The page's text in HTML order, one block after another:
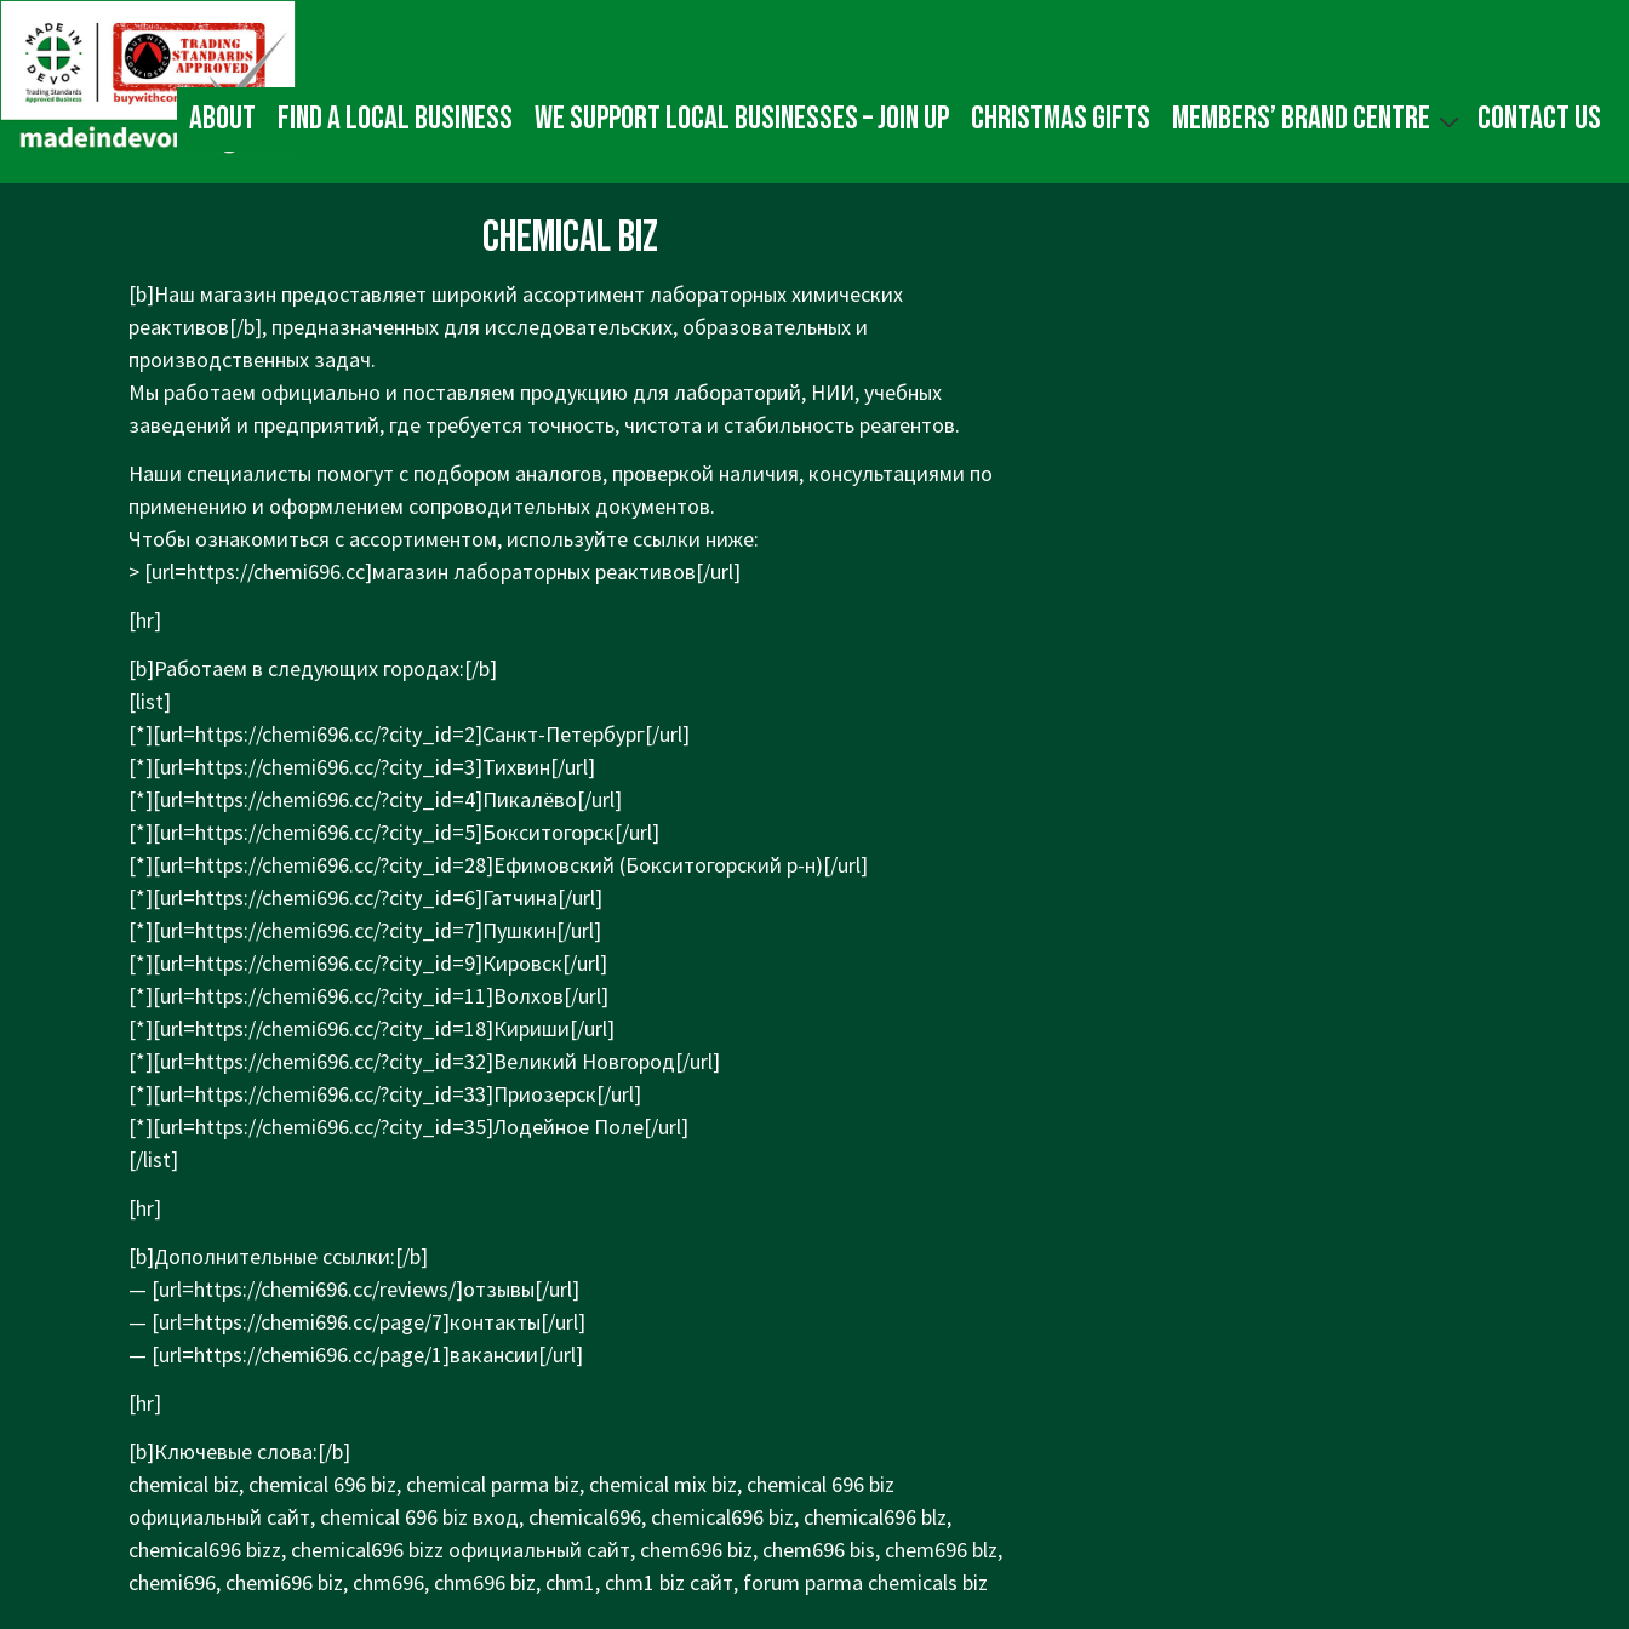
Skip
Main
Content
Main
Navigation
About Find a local business We Support Local Businesses – Join up Christmas gifts Members’ Brand Centre Contact us
Chemical BIZ
[b]Наш магазин предоставляет широкий ассортимент лабораторных химических
реактивов[/b], предназначенных для исследовательских, образовательных и
производственных задач.
Мы работаем официально и поставляем продукцию для лабораторий, НИИ, учебных
заведений и предприятий, где требуется точность, чистота и стабильность реагентов.
Наши специалисты помогут с подбором аналогов, проверкой наличия, консультациями по
применению и оформлением сопроводительных документов.
Чтобы ознакомиться с ассортиментом, используйте ссылки ниже:
> [url=https://chemi696.cc]магазин лабораторных реактивов[/url]
[hr]
[b]Работаем в следующих городах:[/b]
[list]
[*][url=https://chemi696.cc/?city_id=2]Санкт-Петербург[/url]
[*][url=https://chemi696.cc/?city_id=3]Тихвин[/url]
[*][url=https://chemi696.cc/?city_id=4]Пикалёво[/url]
[*][url=https://chemi696.cc/?city_id=5]Бокситогорск[/url]
[*][url=https://chemi696.cc/?city_id=28]Ефимовский (Бокситогорский р-н)[/url]
[*][url=https://chemi696.cc/?city_id=6]Гатчина[/url]
[*][url=https://chemi696.cc/?city_id=7]Пушкин[/url]
[*][url=https://chemi696.cc/?city_id=9]Кировск[/url]
[*][url=https://chemi696.cc/?city_id=11]Волхов[/url]
[*][url=https://chemi696.cc/?city_id=18]Кириши[/url]
[*][url=https://chemi696.cc/?city_id=32]Великий Новгород[/url]
[*][url=https://chemi696.cc/?city_id=33]Приозерск[/url]
[*][url=https://chemi696.cc/?city_id=35]Лодейное Поле[/url]
[/list]
[hr]
[b]Дополнительные ссылки:[/b]
— [url=https://chemi696.cc/reviews/]отзывы[/url]
— [url=https://chemi696.cc/page/7]контакты[/url]
— [url=https://chemi696.cc/page/1]вакансии[/url]
[hr]
[b]Ключевые слова:[/b]
chemical biz, chemical 696 biz, chemical parma biz, chemical mix biz, chemical 696 biz
официальный сайт, chemical 696 biz вход, chemical696, chemical696 biz, chemical696 blz,
chemical696 bizz, chemical696 bizz официальный сайт, chem696 biz, chem696 bis, chem696 blz,
chemi696, chemi696 biz, chm696, chm696 biz, chm1, chm1 biz сайт, forum parma chemicals biz